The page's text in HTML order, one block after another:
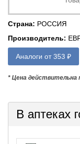
Страна: РОССИЯ
Производитель:
Аналоги от 353 ₽
* Цена действительна
В аптеках